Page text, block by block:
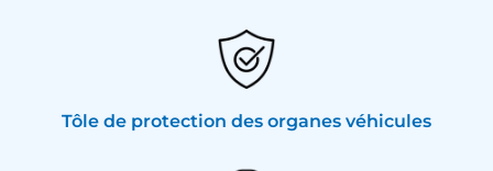
Tôle de protection des organes véhicules